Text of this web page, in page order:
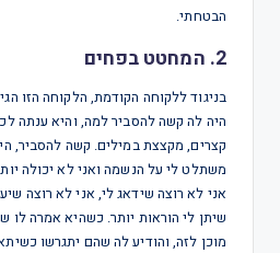
הבטחתי.
2. המחטט בפחים
בניגוד ללקוחה הקודמת, הלקוחה הזו
היה לה קשה להסביר למה, והיא ענתה
קצרים, מקצצת במילים. קשה להסביר,
משתלט לי על הנשמה ואני לא יכולה
אני לא רוצה שידאג לי, אני לא רוצה
שיתן לי הוראות יותר. כשהיא אמרה לו
מוכן לזה, והודיע לה שהם יתגרשו